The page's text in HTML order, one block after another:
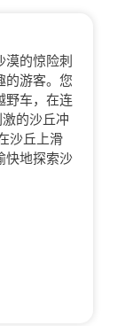
漠的惊险刺
的游客。您
野车，在连
的沙丘冲
沙丘上滑
快地探索沙